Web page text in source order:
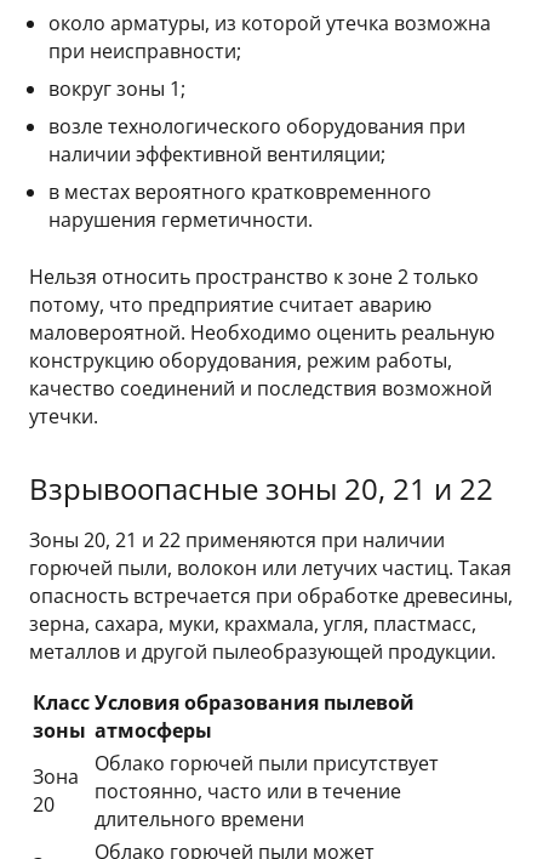
около арматуры, из которой утечка возможна
при неисправности;
вокруг зоны 1;
возле технологического оборудования при
наличии эффективной вентиляции;
в местах вероятного кратковременного
нарушения герметичности.
Нельзя относить пространство к зоне 2 только
потому, что предприятие считает аварию
маловероятной. Необходимо оценить реальную
конструкцию оборудования, режим работы,
качество соединений и последствия возможной
утечки.
Взрывоопасные зоны 20, 21 и 22
Зоны 20, 21 и 22 применяются при наличии
горючей пыли, волокон или летучих частиц. Такая
опасность встречается при обработке древесины,
зерна, сахара, муки, крахмала, угля, пластмасс,
металлов и другой пылеобразующей продукции.
Класс
зоны
Условия образования пылевой
атмосферы
Зона
20
Облако горючей пыли присутствует
постоянно, часто или в течение
длительного времени
Облако горючей пыли может